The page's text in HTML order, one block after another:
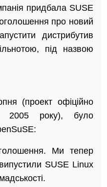
придбала SUSE
про новий
дистрибутив
під назвою
(проект офіційно
2005 року), було
Ми тепер
SUSE Linux